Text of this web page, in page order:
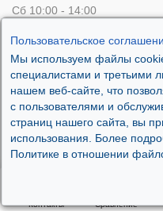
Пользовательское
Мы используем файлы
специалистами и третьими
нашем веб-сайте, что
с пользователями и
страниц нашего сайта, вы
использования. Более
Политике в отношении
Сб 10:00 - 14:00
Контакты Сравнение